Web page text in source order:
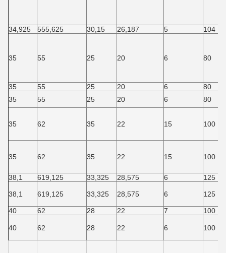
34,925 555,625 30,15 26,187 5 104
35 55 25 20 6 80
35 55 25 20 6
80
35
55 25 20 6 80
35 62 35 22 15 100
35 62 35 22 15 100
38,1 619,125 33,325 28,575 6 125
38,1 619,125 33,325 28,575 6 125
40 62 28 22 7 100
40 62 28 22 6 100